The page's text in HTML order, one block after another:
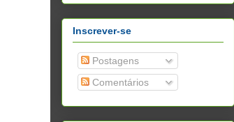
Inscrever-se
Postagens
Comentários